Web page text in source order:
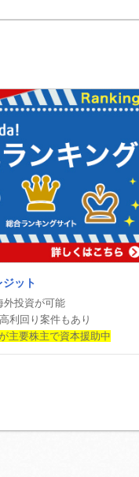
ット
外投資が可能
利回り案件もあり
主要株主で資本援助中